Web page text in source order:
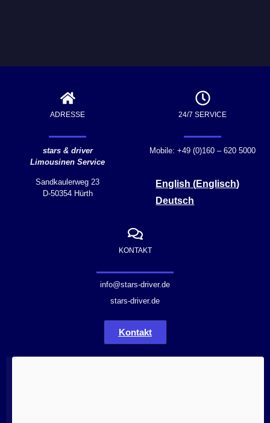
ADRESSE
stars & driver
Limousinen Service
Sandkaulerweg 23
D-50354 Hürth
24/7 SERVICE
Mobile: +49 (0)160 – 620 5000
English (Englisch)
Deutsch
KONTAKT
info@stars-driver.de
stars-driver.de
Kontakt